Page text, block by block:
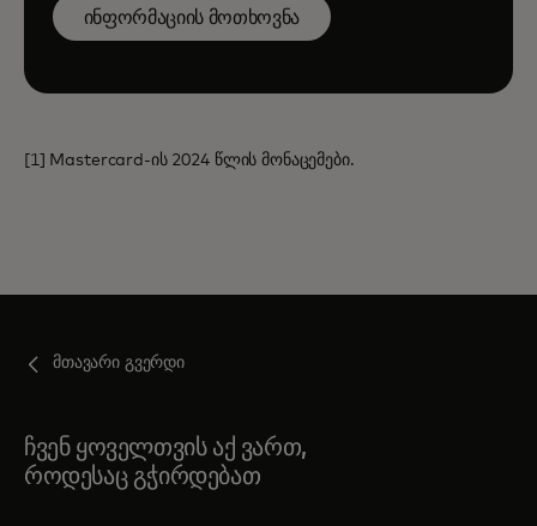
ინფორმაციის მოთხოვნა
[1] Mastercard-ის 2024 წლის მონაცემები.
მთავარი გვერდი
ჩვენ ყოველთვის აქ ვართ,
როდესაც გჭირდებათ